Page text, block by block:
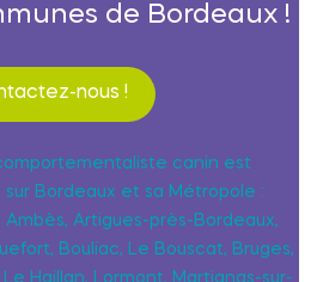
de Bordeaux !
nous !
canin est
Bordeaux et sa Métropole :
Artigues-près-Bordeaux,
Bouliac, Le Bouscat, Bruges,
Le Haillan, Lormont, Martignas-sur-